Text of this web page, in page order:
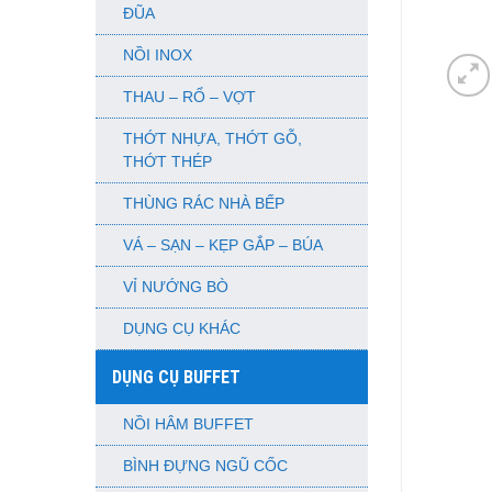
ĐŨA
NỒI INOX
THAU – RỔ – VỢT
THỚT NHỰA, THỚT GỖ,
THỚT THÉP
THÙNG RÁC NHÀ BẾP
VÁ – SẠN – KẸP GẮP – BÚA
VỈ NƯỚNG BÒ
DỤNG CỤ KHÁC
DỤNG CỤ BUFFET
NỒI HÂM BUFFET
BÌNH ĐỰNG NGŨ CỐC